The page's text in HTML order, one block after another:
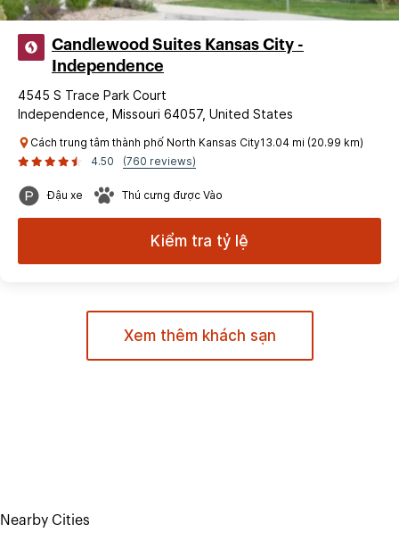
Candlewood Suites Kansas City -
Independence
4545 S Trace Park Court
Independence, Missouri 64057, United States
Cách trung tâm thành phố North Kansas City13.04 mi (20.99 km)
4.50
(760 reviews)
Đậu xe Thú cưng được Vào
Kiểm tra tỷ lệ
Xem thêm khách sạn
Nearby Cities